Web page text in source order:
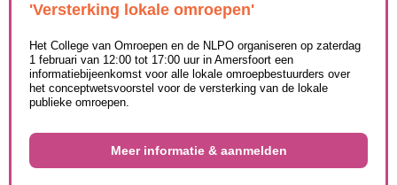
'Versterking lokale omroepen'
Het College van Omroepen en de NLPO organiseren op zaterdag
1 februari van 12:00 tot 17:00 uur in Amersfoort een
informatiebijeenkomst voor alle lokale omroepbestuurders over
het conceptwetsvoorstel voor de versterking van de lokale
publieke omroepen.
Meer informatie & aanmelden